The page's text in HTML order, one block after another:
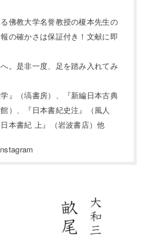
佛教大学名誉教授の榎本先生の
の確かさは保証付き！文献に即
。是非一度、足を踏み入れてみ
』（塙書房）、『新編日本古典
）、『日本書紀史注』（風人
本書紀 上』（岩波書店）他